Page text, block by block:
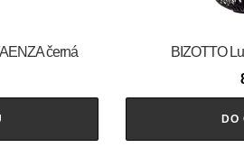
černá
BIZOTTO
DO